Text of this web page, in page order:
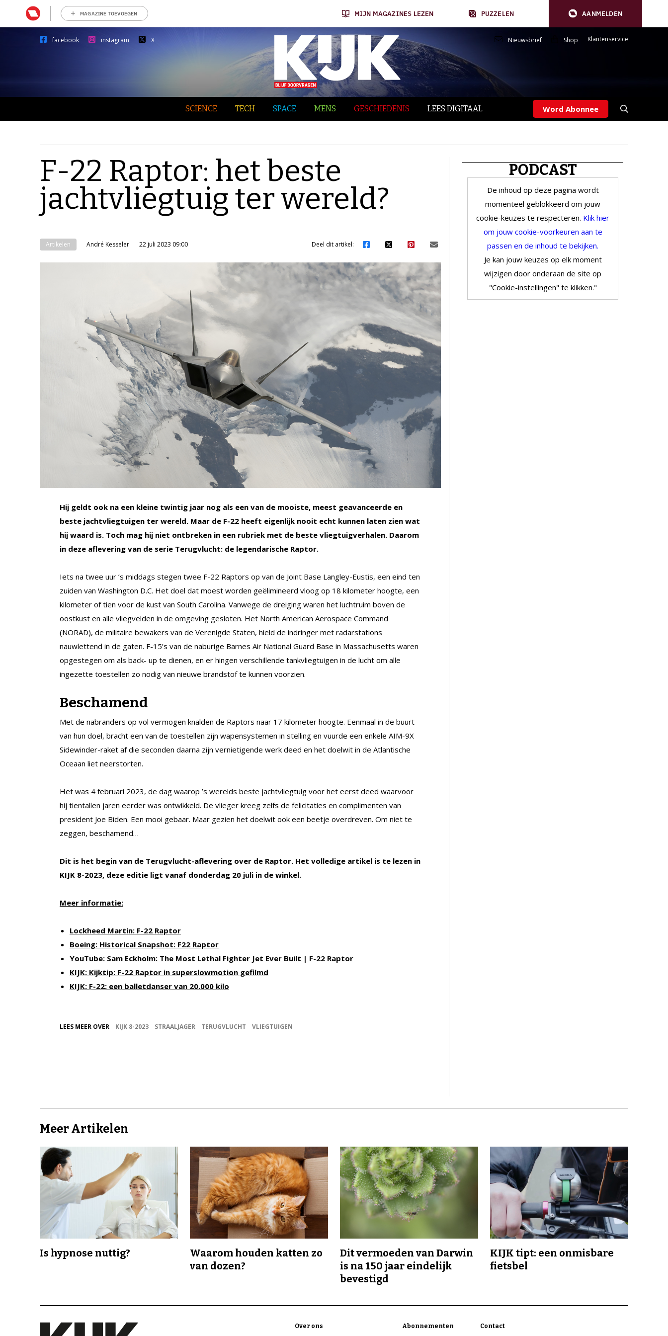
MAGAZINE TOEVOEGEN MIJN MAGAZINES LEZEN PUZZELEN AANMELDEN
facebook instagram X Nieuwsbrief Shop Klantenservice
SCIENCE TECH SPACE MENS GESCHIEDENIS LEES DIGITAAL Word Abonnee
F-22 Raptor: het beste
jachtvliegtuig ter wereld?
Artikelen André Kesseler 22 juli 2023 09:00 Deel dit artikel:
Hij geldt ook na een kleine twintig jaar nog als een van de mooiste, meest geavanceerde en
beste jachtvliegtuigen ter wereld. Maar de F-22 heeft eigenlijk nooit echt kunnen laten zien wat
hij waard is. Toch mag hij niet ontbreken in een rubriek met de beste vliegtuigverhalen. Daarom
in deze aflevering van de serie Terugvlucht: de legendarische Raptor.
Iets na twee uur ’s middags stegen twee F-22 Raptors op van de Joint Base Langley-Eustis, een eind ten
zuiden van Washington D.C. Het doel dat moest worden geëlimineerd vloog op 18 kilometer hoogte, een
kilometer of tien voor de kust van South Carolina. Vanwege de dreiging waren het luchtruim boven de
oostkust en alle vliegvelden in de omgeving gesloten. Het North American Aerospace Command
(NORAD), de militaire bewakers van de Verenigde Staten, hield de indringer met radarstations
nauwlettend in de gaten. F-15’s van de naburige Barnes Air National Guard Base in Massachusetts waren
opgestegen om als back- up te dienen, en er hingen verschillende tankvliegtuigen in de lucht om alle
ingezette toestellen zo nodig van nieuwe brandstof te kunnen voorzien.
Beschamend
Met de nabranders op vol vermogen knalden de Raptors naar 17 kilometer hoogte. Eenmaal in de buurt
van hun doel, bracht een van de toestellen zijn wapensystemen in stelling en vuurde een enkele AIM-9X
Sidewinder-raket af die seconden daarna zijn vernietigende werk deed en het doelwit in de Atlantische
Oceaan liet neerstorten.
Het was 4 februari 2023, de dag waarop ’s werelds beste jachtvliegtuig voor het eerst deed waarvoor
hij tientallen jaren eerder was ontwikkeld. De vlieger kreeg zelfs de felicitaties en complimenten van
president Joe Biden. Een mooi gebaar. Maar gezien het doelwit ook een beetje overdreven. Om niet te
zeggen, beschamend…
Dit is het begin van de Terugvlucht-aflevering over de Raptor. Het volledige artikel is te lezen in
KIJK 8-2023, deze editie ligt vanaf donderdag 20 juli in de winkel.
Meer informatie:
Lockheed Martin: F-22 Raptor
Boeing: Historical Snapshot: F22 Raptor
YouTube: Sam Eckholm: The Most Lethal Fighter Jet Ever Built | F-22 Raptor
KIJK: Kijktip: F-22 Raptor in superslowmotion gefilmd
KIJK: F-22: een balletdanser van 20.000 kilo
LEES MEER OVER KIJK 8-2023 STRAALJAGER TERUGVLUCHT VLIEGTUIGEN
PODCAST
De inhoud op deze pagina wordt
momenteel geblokkeerd om jouw
cookie-keuzes te respecteren. Klik hier
om jouw cookie-voorkeuren aan te
passen en de inhoud te bekijken.
Je kan jouw keuzes op elk moment
wijzigen door onderaan de site op
"Cookie-instellingen" te klikken."
Meer Artikelen
Is hypnose nuttig?
Waarom houden katten zo
van dozen?
Dit vermoeden van Darwin
is na 150 jaar eindelijk
bevestigd
KIJK tipt: een onmisbare
fietsbel
Over ons Abonnementen Contact